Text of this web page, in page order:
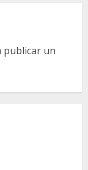
publicar un